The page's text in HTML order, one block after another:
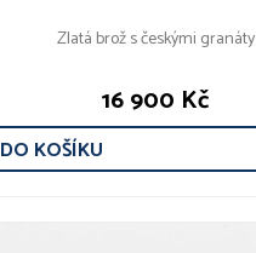
Zlatá brož s českými granáty
16 900 Kč
DO KOŠÍKU